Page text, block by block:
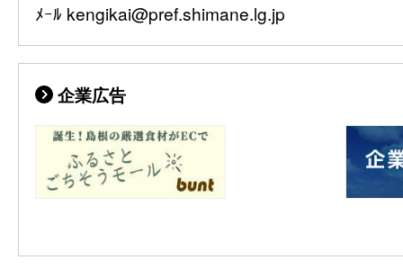
ﾒｰﾙ kengikai@pref.shimane.lg.jp
企業広告